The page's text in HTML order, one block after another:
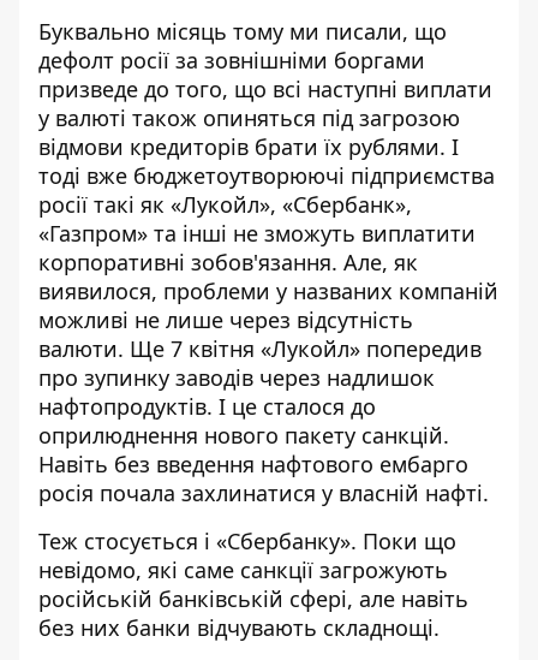
Буквально місяць тому ми писали, що
дефолт росії за зовнішніми боргами
призведе до того, що всі наступні виплати
у валюті також опиняться під загрозою
відмови кредиторів брати їх рублями. І
тоді вже бюджетоутворюючі підприємства
росії такі як «Лукойл», «Сбербанк»,
«Газпром» та інші не зможуть виплатити
корпоративні зобов'язання. Але, як
виявилося, проблеми у названих компаній
можливі не лише через відсутність
валюти. Ще 7 квітня «Лукойл» попередив
про зупинку заводів через надлишок
нафтопродуктів. І це сталося до
оприлюднення нового пакету санкцій.
Навіть без введення нафтового ембарго
росія почала захлинатися у власній нафті.
Теж стосується і «Сбербанку». Поки що
невідомо, які саме санкції загрожують
російській банківській сфері, але навіть
без них банки відчувають складнощі.